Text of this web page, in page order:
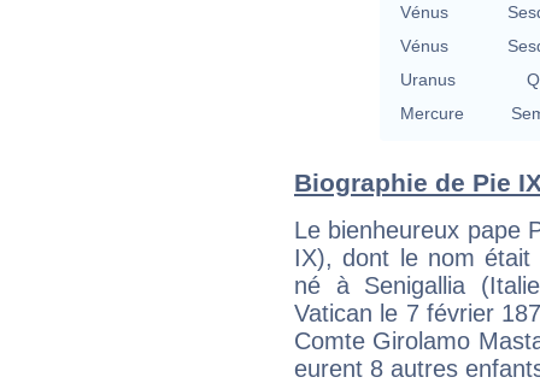
Vénus
Vénus
Uranus
Mercure
Biographie de Pie
Le bienheureux pape
IX), dont le nom était
né à Senigallia
Vatican le 7 février
Comte Girolamo
eurent 8 autres